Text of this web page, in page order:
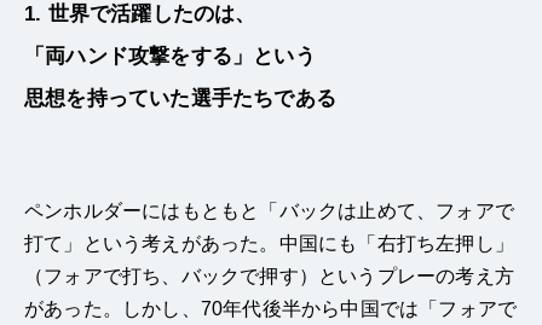
1. 世界で活躍したのは、
「両ハンド攻撃をする」という
思想を持っていた選手たちである
ペンホルダーにはもともと「バックは止めて、フォアで
打て」という考えがあった。中国にも「右打ち左押し」
（フォアで打ち、バックで押す）というプレーの考え方
があった。しかし、70年代後半から中国では「フォアで